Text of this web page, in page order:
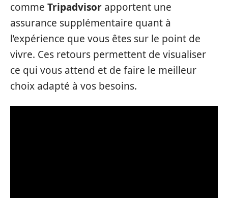
comme Tripadvisor apportent une
assurance supplémentaire quant à
l’expérience que vous êtes sur le point de
vivre. Ces retours permettent de visualiser
ce qui vous attend et de faire le meilleur
choix adapté à vos besoins.